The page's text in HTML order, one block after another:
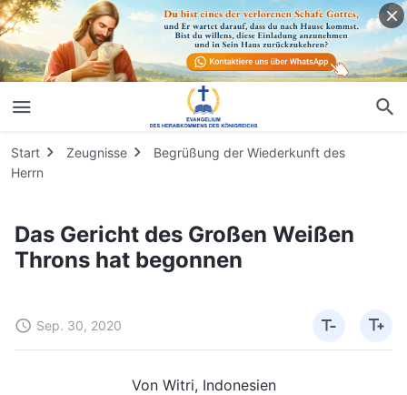
Start Zeugnisse
Begrüßung der Wiederkunft des
Herrn
Das Gericht des Großen Weißen
Throns hat begonnen
Sep. 30, 2020
Von Witri, Indonesien